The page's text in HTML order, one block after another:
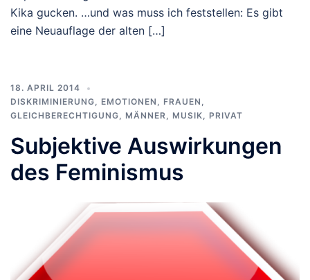
Kika gucken. …und was muss ich feststellen: Es gibt
eine Neuauflage der alten […]
18. APRIL 2014
DISKRIMINIERUNG, EMOTIONEN , FRAUEN ,
GLEICHBERECHTIGUNG, MÄNNER, MUSIK, PRIVAT
Subjektive Auswirkungen
des Feminismus